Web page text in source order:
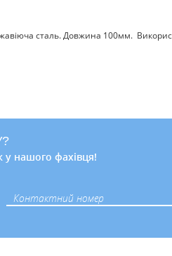
сталь. Довжина 100мм.
у нашого фахівця!